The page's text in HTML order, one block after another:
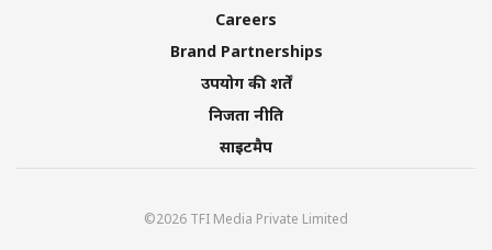
Careers
Brand Partnerships
उपयोग की शर्तें
निजता नीति
साइटमैप
©2026 TFI Media Private Limited